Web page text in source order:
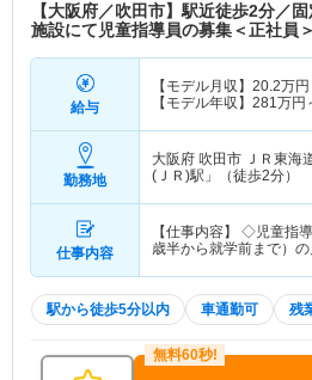
【大阪府／吹田市】駅近徒歩2分／
施設にて児童指導員の募集＜正社員＞
給与
【モデル月収】 20.2万円
【モデル年収】 281万円
勤務地
大阪府 吹田市 ＪＲ東海
(ＪＲ)駅」（徒歩2分）
仕事内容
【仕事内容】 ◇児童指
歳半から就学前まで）
駅から徒歩5分以内 車通勤可 残